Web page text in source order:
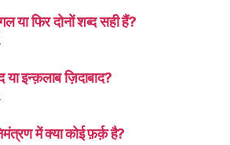
या फिर दोनों शब्द सही हैं?
इन्क़लाब ज़िदाबाद?
में क्या कोई फ़र्क़ है?